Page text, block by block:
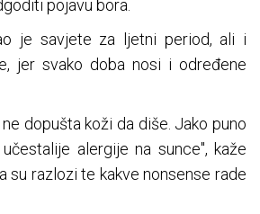
pojavu bora.
je savjete za ljetni period, ali i
jer svako doba nosi i određene
dopušta koži da diše. Jako puno
alergije na sunce", kaže
su razlozi te kakve nonsense rade